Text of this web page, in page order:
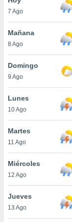
y
en
más
de
7 Ago
Mañana
8 Ago
Domingo
9 Ago
Lunes
10 Ago
Martes
11 Ago
Miércoles
12 Ago
Jueves
13 Ago